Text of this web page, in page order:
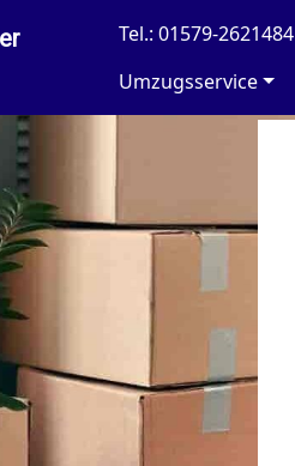
Tel.: 01579-2621484
Umzugsservice